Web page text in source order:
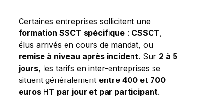
Certaines entreprises sollicitent une
formation SSCT spécifique : CSSCT,
élus arrivés en cours de mandat, ou
remise à niveau après incident. Sur 2 à 5
jours, les tarifs en inter-entreprises se
situent généralement entre 400 et 700
euros HT par jour et par participant.